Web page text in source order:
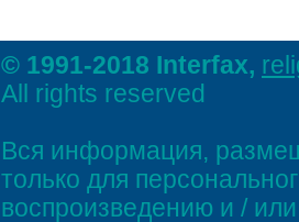
© 1991-2018 Interfax,
All rights reserved
Вся информация,
только для
воспроизведению и /